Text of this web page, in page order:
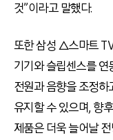
것”이라고 말했다.
또한 삼성 △스마트
기기와 슬립센스를 연
전원과 음향을 조정
유지할 수 있으며, 향
제품은 더욱 늘어날